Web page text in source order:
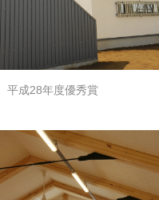
成28年度優秀賞